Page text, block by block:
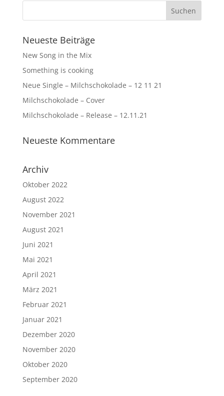
Neueste Beiträge
New Song in the Mix
Something is cooking
Neue Single – Milchschokolade – 12 11 21
Milchschokolade – Cover
Milchschokolade – Release – 12.11.21
Neueste Kommentare
Archiv
Oktober 2022
August 2022
November 2021
August 2021
Juni 2021
Mai 2021
April 2021
März 2021
Februar 2021
Januar 2021
Dezember 2020
November 2020
Oktober 2020
September 2020